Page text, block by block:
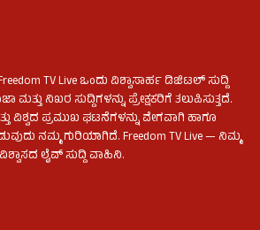
TV Live ಒಂದು ವಿಶ್ವಾಸಾರ್ಹ ಡಿಜಿಟಲ್ ಸುದ್ದಿ
ಮತ್ತು ನಿಖರ ಸುದ್ದಿಗಳನ್ನು ಪ್ರೇಕ್ಷಕರಿಗೆ ತಲುಪಿಸುತ್ತದೆ.
ವಿಶ್ವದ ಪ್ರಮುಖ ಘಟನೆಗಳನ್ನು ವೇಗವಾಗಿ ಹಾಗೂ
ನಮ್ಮ ಗುರಿಯಾಗಿದೆ. Freedom TV Live — ನಿಮ್ಮ
ವಿಶ್ವಾಸದ ಲೈವ್ ಸುದ್ದಿ ವಾಹಿನಿ.